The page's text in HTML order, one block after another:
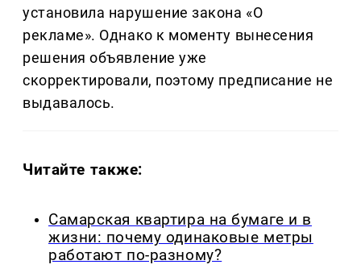
установила нарушение закона «О
рекламе». Однако к моменту вынесения
решения объявление уже
скорректировали, поэтому предписание не
выдавалось.
Читайте также:
Самарская квартира на бумаге и в
жизни: почему одинаковые метры
работают по-разному?